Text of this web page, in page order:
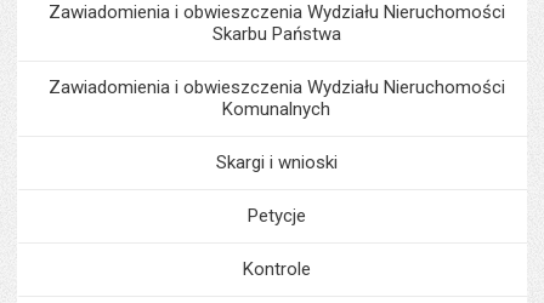
Zawiadomienia i obwieszczenia Wydziału Nieruchomości
Skarbu Państwa
Zawiadomienia i obwieszczenia Wydziału Nieruchomości
Komunalnych
Skargi i wnioski
Petycje
Kontrole